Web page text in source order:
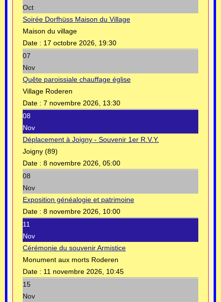
Oct
Soirée Dorfhüss Maison du Village
Maison du village
Date : 17 octobre 2026, 19:30
07
Nov
Quête paroissiale chauffage église
Village Roderen
Date : 7 novembre 2026, 13:30
08
Nov
Déplacement à Joigny - Souvenir 1er R.V.Y.
Joigny (89)
Date : 8 novembre 2026, 05:00
08
Nov
Exposition généalogie et patrimoine
Date : 8 novembre 2026, 10:00
11
Nov
Cérémonie du souvenir Armistice
Monument aux morts Roderen
Date : 11 novembre 2026, 10:45
15
Nov